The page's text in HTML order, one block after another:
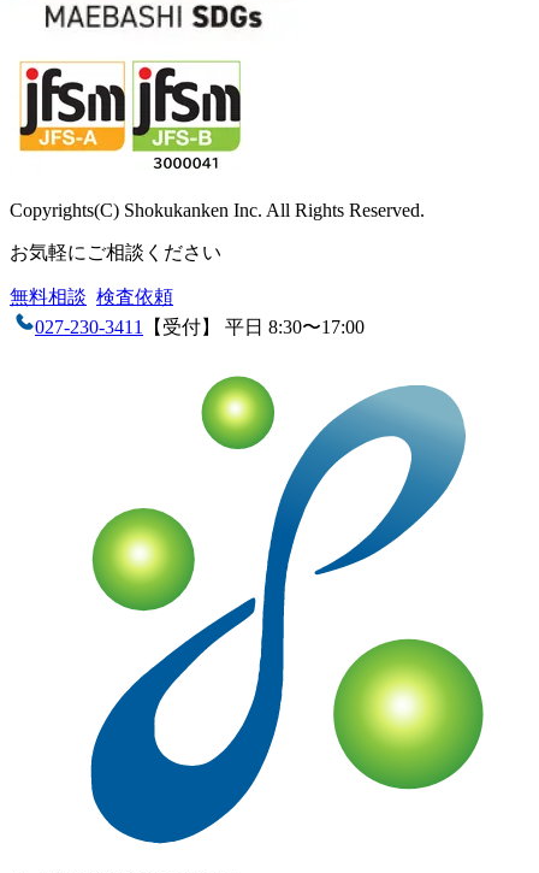
Copyrights(C) Shokukanken Inc. All Rights Reserved.
お気軽にご相談ください
無料相談 検査依頼
027-230-3411
【受付】 平日 8:30〜17:00